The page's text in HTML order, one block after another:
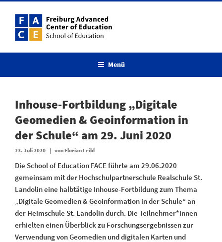
Menü
Inhouse-Fortbildung „Digitale
Geomedien & Geoinformation in
der Schule“ am 29. Juni 2020
23. Juli 2020 | vonFlorian Leibl
Die School of Education FACE führte am 29.06.2020
gemeinsam mit der Hochschulpartnerschule Realschule St.
Landolin eine halbtätige Inhouse-Fortbildung zum Thema
„Digitale Geomedien & Geoinformation in der Schule“ an
der Heimschule St. Landolin durch. Die Teilnehmer*innen
erhielten einen Überblick zu Forschungsergebnissen zur
Verwendung von Geomedien und digitalen Karten und